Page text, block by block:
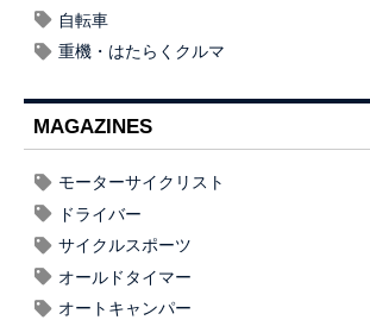
自転車
重機・はたらくクルマ
MAGAZINES
モーターサイクリスト
ドライバー
サイクルスポーツ
オールドタイマー
オートキャンパー